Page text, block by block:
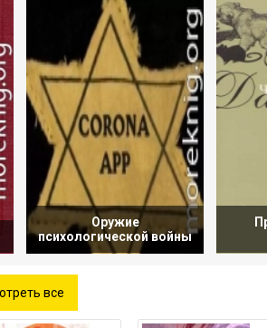
Оружие
психологической войны
все